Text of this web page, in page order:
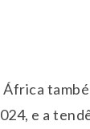
África
e a